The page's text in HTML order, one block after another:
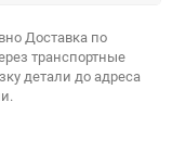
Доставка по
транспортные
детали до адреса